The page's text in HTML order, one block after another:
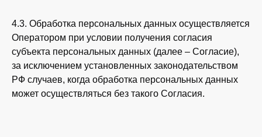
4.3. Обработка персональных данных осуществляется
Оператором при условии получения согласия
субъекта персональных данных (далее – Согласие),
за исключением установленных законодательством
РФ случаев, когда обработка персональных данных
может осуществляться без такого Согласия.